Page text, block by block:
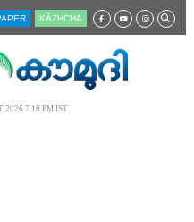
KĀZHCHA
2026 7.18 PM IST